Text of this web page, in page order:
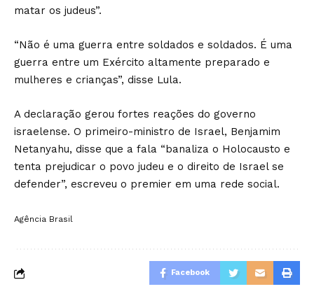
matar os judeus”.
“Não é uma guerra entre soldados e soldados. É uma
guerra entre um Exército altamente preparado e
mulheres e crianças”, disse Lula.
A declaração gerou fortes reações do governo
israelense. O primeiro-ministro de Israel, Benjamim
Netanyahu, disse que a fala “banaliza o Holocausto e
tenta prejudicar o povo judeu e o direito de Israel se
defender”, escreveu o premier em uma rede social.
Agência Brasil
Facebook